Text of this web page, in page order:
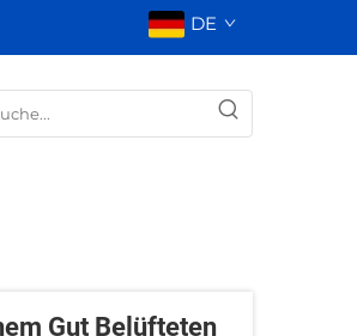
DE
Gut Belüfteten